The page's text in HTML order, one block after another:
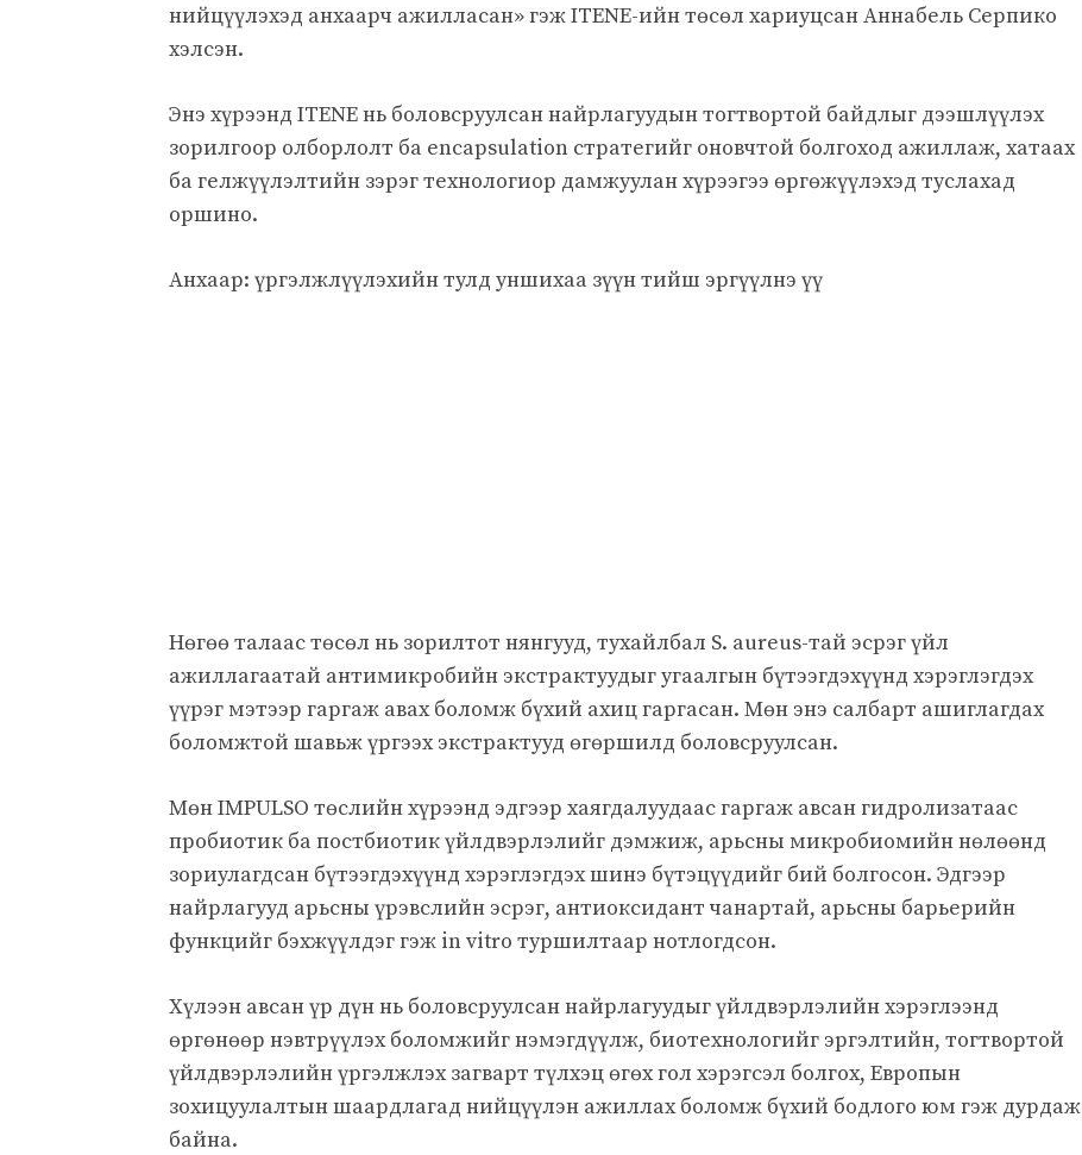
нийцүүлэхэд анхаарч ажилласан» гэж ITENE-ийн төсөл хариуцсан Аннабель Серпико
хэлсэн.
Энэ хүрээнд ITENE нь боловсруулсан найрлагуудын тогтвортой байдлыг дээшлүүлэх
зорилгоор олборлолт ба encapsulation стратегийг оновчтой болгоход ажиллаж, хатаах
ба гелжүүлэлтийн зэрэг технологиор дамжуулан хүрээгээ өргөжүүлэхэд туслахад
оршино.
Анхаар: үргэлжлүүлэхийн тулд уншихаа зүүн тийш эргүүлнэ үү
Нөгөө талаас төсөл нь зорилтот нянгууд, тухайлбал S. aureus-тай эсрэг үйл
ажиллагаатай антимикробийн экстрактуудыг угаалгын бүтээгдэхүүнд хэрэглэгдэх
үүрэг мэтээр гаргаж авах боломж бүхий ахиц гаргасан. Мөн энэ салбарт ашиглагдах
боломжтой шавьж үргээх экстрактууд өгөршилд боловсруулсан.
Мөн IMPULSO төслийн хүрээнд эдгээр хаягдалуудаас гаргаж авсан гидролизатаас
пробиотик ба постбиотик үйлдвэрлэлийг дэмжиж, арьсны микробиомийн нөлөөнд
зориулагдсан бүтээгдэхүүнд хэрэглэгдэх шинэ бүтэцүүдийг бий болгосон. Эдгээр
найрлагууд арьсны үрэвслийн эсрэг, антиоксидант чанартай, арьсны барьерийн
функцийг бэхжүүлдэг гэж in vitro туршилтаар нотлогдсон.
Хүлээн авсан үр дүн нь боловсруулсан найрлагуудыг үйлдвэрлэлийн хэрэглээнд
өргөнөөр нэвтрүүлэх боломжийг нэмэгдүүлж, биотехнологийг эргэлтийн, тогтвортой
үйлдвэрлэлийн үргэлжлэх загварт түлхэц өгөх гол хэрэгсэл болгох, Европын
зохицуулалтын шаардлагад нийцүүлэн ажиллах боломж бүхий бодлого юм гэж дурдаж
байна.